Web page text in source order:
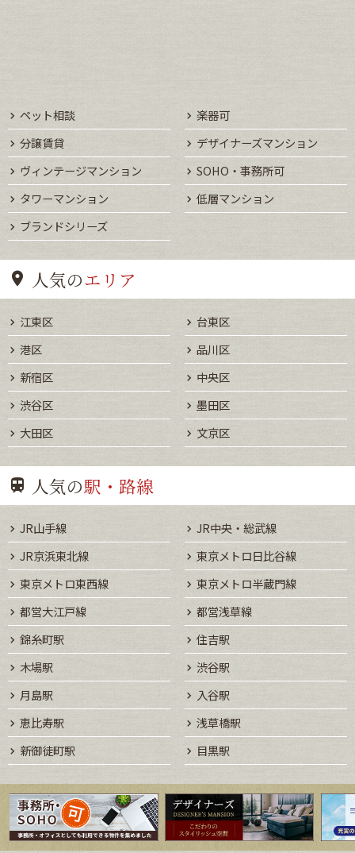
ペット相談
楽器可
分譲賃貸
デザイナーズマンション
ヴィンテージマンション
SOHO・事務所可
タワーマンション
低層マンション
ブランドシリーズ
人気のエリア
江東区
台東区
港区
品川区
新宿区
中央区
渋谷区
墨田区
大田区
文京区
人気の駅・路線
JR山手線
JR中央・総武線
JR京浜東北線
東京メトロ日比谷線
東京メトロ東西線
東京メトロ半蔵門線
都営大江戸線
都営浅草線
錦糸町駅
住吉駅
木場駅
渋谷駅
月島駅
入谷駅
恵比寿駅
浅草橋駅
新御徒町駅
目黒駅